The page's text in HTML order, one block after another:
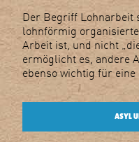
Der Begriff Lohnarbeit
lohnförmig
Arbeit ist, und nicht
ermöglicht es, andere
ebenso wichtig für eine
ASYL